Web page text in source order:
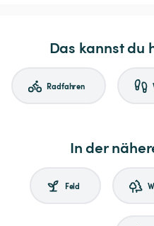
Das kannst du
Radfahren
In der
Feld